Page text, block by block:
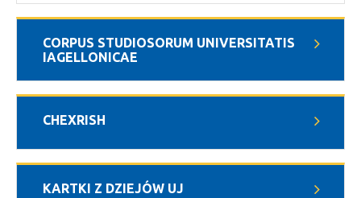
CORPUS STUDIOSORUM UNIVERSITATIS
IAGELLONICAE
CHEXRISH
KARTKI Z DZIEJÓW UJ